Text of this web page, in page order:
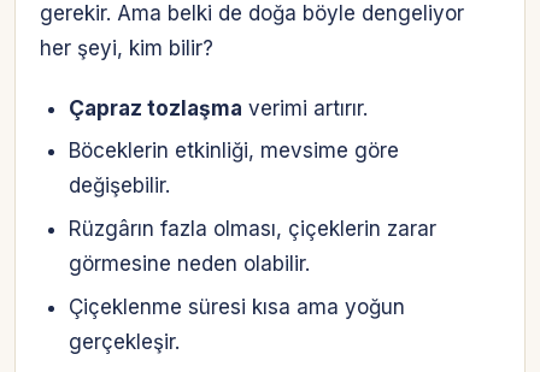
gerekir. Ama belki de doğa böyle dengeliyor
her şeyi, kim bilir?
Çapraz tozlaşma verimi artırır.
Böceklerin etkinliği, mevsime göre
değişebilir.
Rüzgârın fazla olması, çiçeklerin zarar
görmesine neden olabilir.
Çiçeklenme süresi kısa ama yoğun
gerçekleşir.